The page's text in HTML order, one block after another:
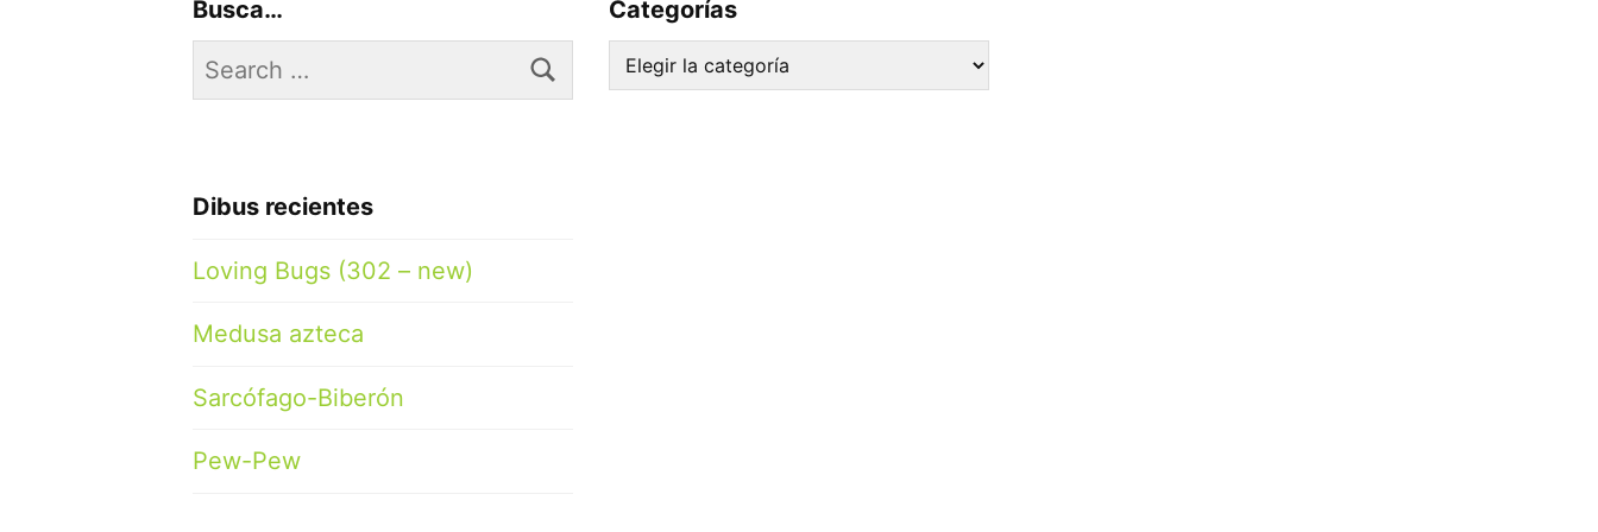
Busca…
Search
for:
Dibus recientes
Loving Bugs (302 – new)
Medusa azteca
Sarcófago-Biberón
Pew-Pew
Categorías
Categorías